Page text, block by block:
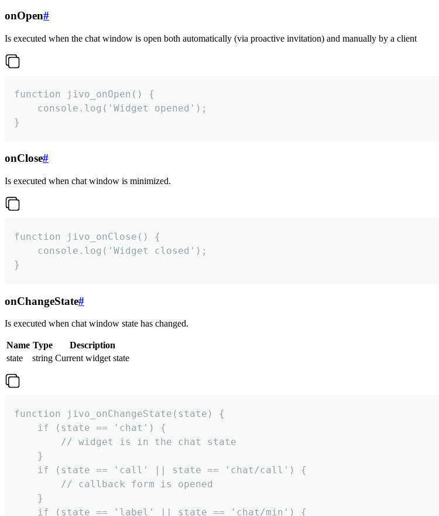
onOpen#
Is executed when the chat window is open both automatically (via proactive invitation) and manually by a client
function jivo_onOpen() {
    console.log('Widget opened');
}
onClose#
Is executed when chat window is minimized.
function jivo_onClose() {
    console.log('Widget closed');
}
onChangeState#
Is executed when chat window state has changed.
Name Type
Description
state
string Current widget state
function jivo_onChangeState(state) {
    if (state == 'chat') {
        // widget is in the chat state
    }
    if (state == 'call' || state == 'chat/call') {
        // callback form is opened
    }
    if (state == 'label' || state == 'chat/min') {